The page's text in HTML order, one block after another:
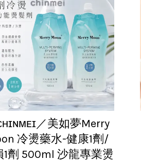
／美如夢Merry
冷燙藥水-健康1劑/
1劑 500ml 沙龍專業燙